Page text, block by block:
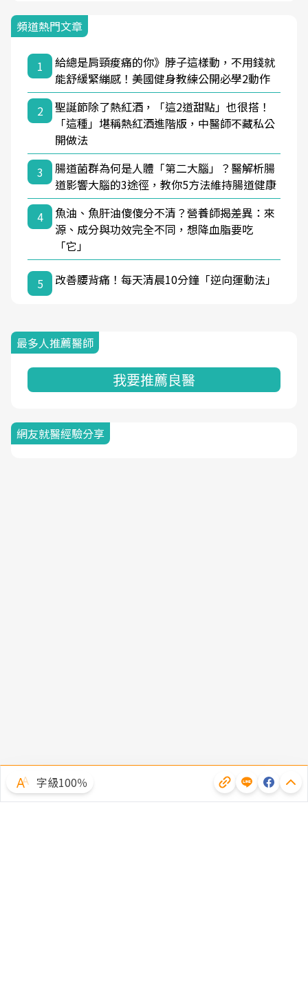
頻道熱門文章
1
給總是肩頸痠痛的你》脖子這樣動，不用錢就
能舒緩緊繃感！美國健身教練公開必學2動作
2
聖誕節除了熱紅酒，「這2道甜點」也很搭！
「這種」堪稱熱紅酒進階版，中醫師不藏私公
開做法
3
腸道菌群為何是人體「第二大腦」？醫解析腸
道影響大腦的3途徑，教你5方法維持腸道健康
4
魚油、魚肝油傻傻分不清？營養師揭差異：來
源、成分與功效完全不同，想降血脂要吃
「它」
5 改善腰背痛！每天清晨10分鐘「逆向運動法」
最多人推薦醫師
我要推薦良醫
網友就醫經驗分享
字級100％